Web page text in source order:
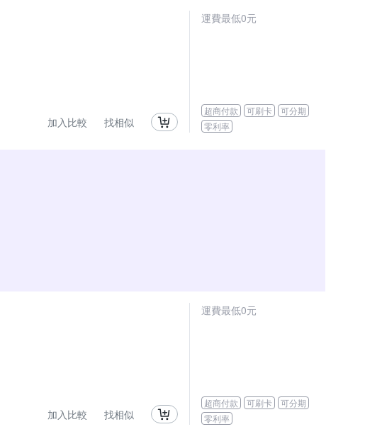
加入比較 找相似
運費最低0元
超商付款 可刷卡
可分期
零利率
加入比較 找相似
運費最低0元
超商付款 可刷卡
可分期
零利率